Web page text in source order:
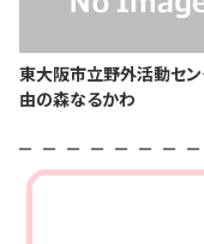
東大阪市立野外活動セ
由の森なるかわ